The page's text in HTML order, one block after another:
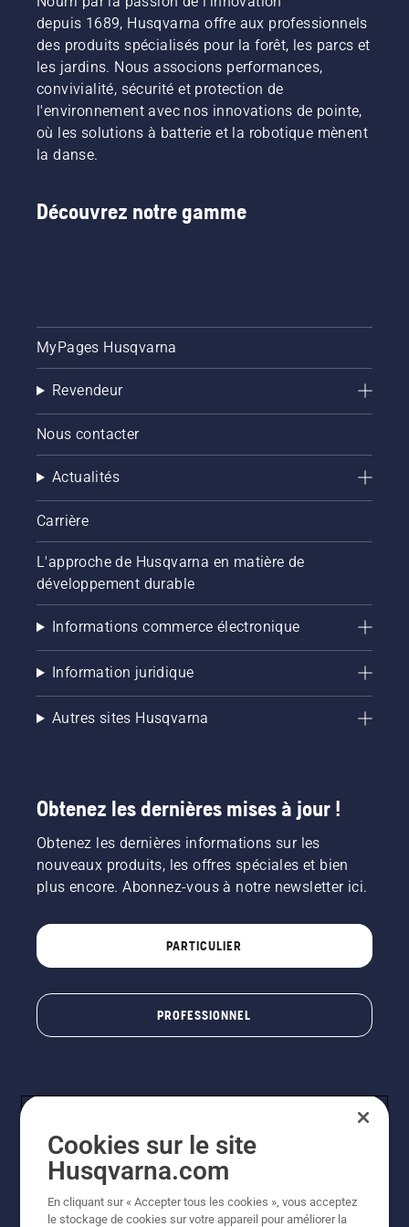
autour
du
guide-
chaîne
sans
friction.
Cela
prolonge
la durée
chaîne et
de la
courte
vidéo
pour
savoir
que le
système
de
de votre
tronçonneuse
fonctionne
correctement.
Vérifiez
d'huile.
Démarrez
la
le frein
chaîne
est
desserré.
Faites
le
moteur
de la
à
quelques
arbre. La
d'huile
projetée
sur le
indique
vidangée
de deux
façons
dans
cette
vidéo.
depuis 1689, Husqvarna offre aux professionnels
des produits spécialisés pour la forêt, les parcs et
les jardins. Nous associons performances,
convivialité, sécurité et protection de
l'environnement avec nos innovations de pointe,
où les solutions à batterie et la robotique mènent
la danse.
Découvrez notre gamme
MyPages Husqvarna
Revendeur
Nous contacter
Actualités
Carrière
L'approche de Husqvarna en matière de
développement durable
Informations commerce électronique
Information juridique
Autres sites Husqvarna
Obtenez les dernières mises à jour !
Obtenez les dernières informations sur les
nouveaux produits, les offres spéciales et bien
plus encore. Abonnez-vous à notre newsletter ici.
PARTICULIER
PROFESSIONNEL
© Husqvarna AB (publ). Tous droits réservés. Les prix
Cookies sur le site
Husqvarna.com
En cliquant sur « Accepter tous les cookies », vous acceptez
le stockage de cookies sur votre appareil pour améliorer la